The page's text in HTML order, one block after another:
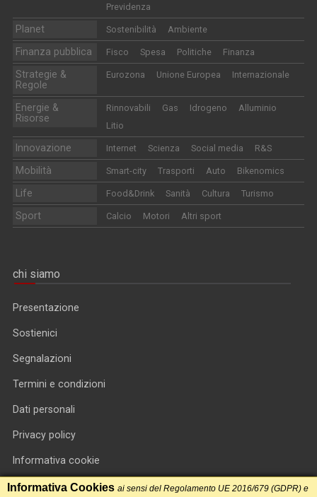
Previdenza
Planet Sostenibilità Ambiente
Finanza pubblica Fisco Spesa Politiche Finanza
Strategie &
Regole
Eurozona Unione Europea Internazionale
Energie &
Risorse
Rinnovabili Gas Idrogeno
Alluminio
Litio
Innovazione Internet Scienza Social media R&S
Mobilità Smart-city Trasporti Auto Bikenomics
Life Food&Drink Sanità Cultura Turismo
Sport Calcio Motori Altri sport
chi siamo
Presentazione
Sostienici
Segnalazioni
Termini e condizioni
Dati personali
Privacy policy
Informativa cookie
RSS feed
Informativa Cookies ai sensi del Regolamento UE 2016/679 (GDPR) e